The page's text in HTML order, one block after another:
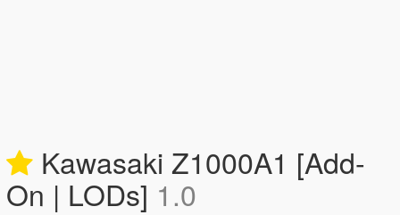
Kawasaki Z1000A1 [Add-
On | LODs] 1.0